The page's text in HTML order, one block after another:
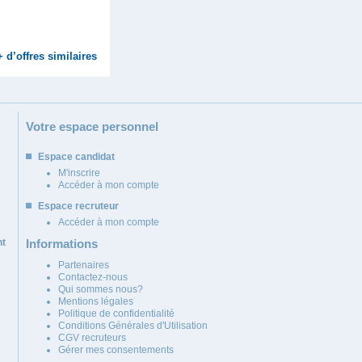
d’offres similaires
Votre espace personnel
Espace candidat
M'inscrire
Accéder à mon compte
Espace recruteur
Accéder à mon compte
Informations
Partenaires
Contactez-nous
Qui sommes nous?
Mentions légales
Politique de confidentialité
Conditions Générales d'Utilisation
CGV recruteurs
Gérer mes consentements